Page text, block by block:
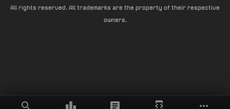
All rights reserved. All trademarks are the property of their respective
owners.